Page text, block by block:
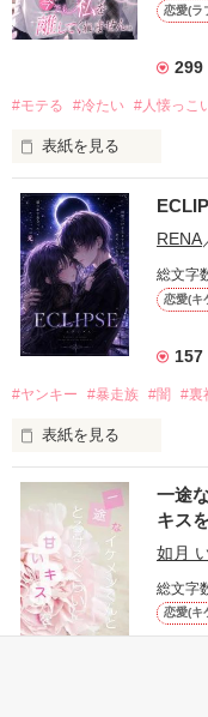
恋愛(ラ
299
#モテる #冷たい #人懐っこ
表紙を見る
「好きだったから、別
モテる人を好きになる
だから私は、中学時代
もう会うことはないと
高校生になって再会し
他の女の子には冷たい
私にだけ昔と変わらな
「澪ちゃん。」
それは止まっていた恋
RENA
総文字
恋愛(キ
157
#ヤンキー #暴走族 #闇 #裏
表紙を見る
表紙画像はAIです
一途
キス
如月
総文字
恋愛(キ